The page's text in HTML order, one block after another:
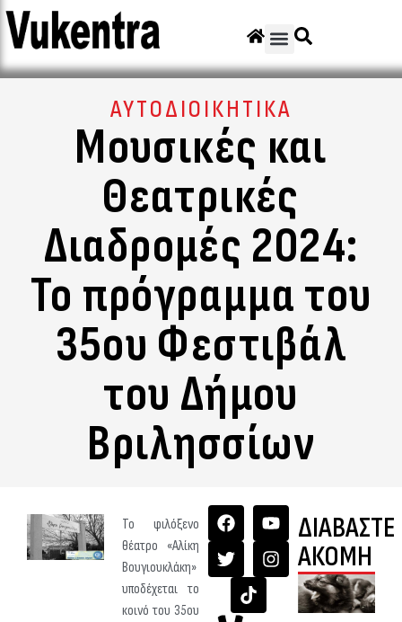
ΑΥΤΟΔΙΟΙΚΗΤΙΚΑ
Μουσικές και
Θεατρικές
Διαδρομές 2024:
Το πρόγραμμα του
35ου Φεστιβάλ
του Δήμου
Βριλησσίων
Το φιλόξενο
θέατρο «Αλίκη
Βουγιουκλάκη»
υποδέχεται το
κοινό του 35ου
ΔΙΑΒΑΣΤΕ
ΑΚΟΜΗ